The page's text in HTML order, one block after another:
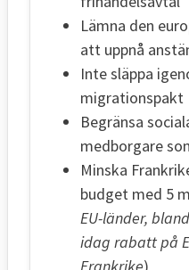
Lämna den
att uppnå
Inte släppa
migrationspakt
Begränsa
medborgare
Minska
budget med 5
EU-länder,
idag rabatt på
Frankrike)